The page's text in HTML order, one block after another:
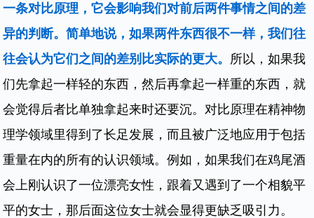
一条对比原理，它会影响我们对前后两件事情之间的差
异的判断。简单地说，如果两件东西很不一样，我们往
往会认为它们之间的差别比实际的更大。 所以，如果我
们先拿起一样轻的东西，然后再拿起一样重的东西，就
会觉得后者比单独拿起来时还要沉。对比原理在精神物
理学领域里得到了长足发展，而且被广泛地应用于包括
重量在内的所有的认识领域。例如，如果我们在鸡尾酒
会上刚认识了一位漂亮女性，跟着又遇到了一个相貌平
平的女士，那后面这位女士就会显得更缺乏吸引力。